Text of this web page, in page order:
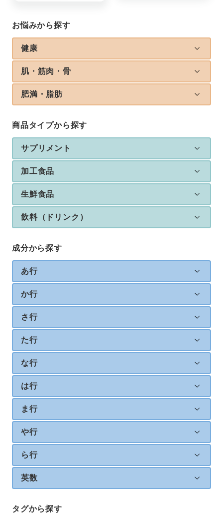
お悩みから探す
健康
肌・筋肉・骨
肥満・脂肪
商品タイプから探す
サプリメント
加工食品
生鮮食品
飲料（ドリンク）
成分から探す
あ行
か行
さ行
た行
な行
は行
ま行
や行
ら行
英数
タグから探す